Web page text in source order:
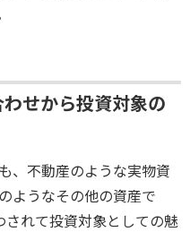
せから投資対象の
、不動産のような実物資
ようなその他の資産で
れて投資対象としての魅